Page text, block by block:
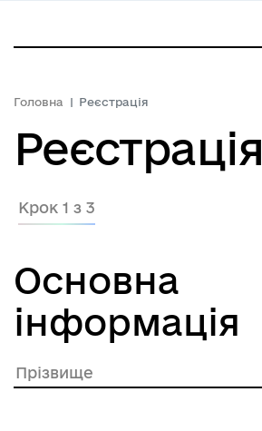
Головна Реєстрація
Реєстрація
Крок 1 з 3
Основна
інформація
Прізвище